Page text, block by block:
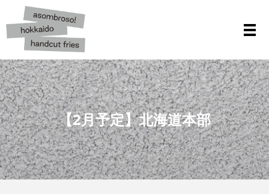
メ
【2月予定】北海道本部